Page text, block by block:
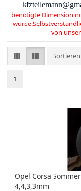
benötigte Dimension
wurde.
von
1
Opel Corsa
4,4,3,3mm